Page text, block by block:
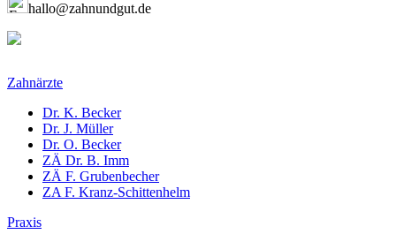
hallo@zahnundgut.de
Zahnärzte
Dr. K. Becker
Dr. J. Müller
Dr. O. Becker
ZÄ Dr. B. Imm
ZÄ F. Grubenbecher
ZA F. Kranz-Schittenhelm
Praxis